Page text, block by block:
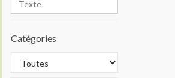
Catégories